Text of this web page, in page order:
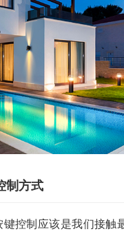
制方式
键控制应该是我们接触